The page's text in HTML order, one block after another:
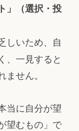
」（選択・投
しいため、自
、一見すると
せん。
当に自分が望
望むもの」で